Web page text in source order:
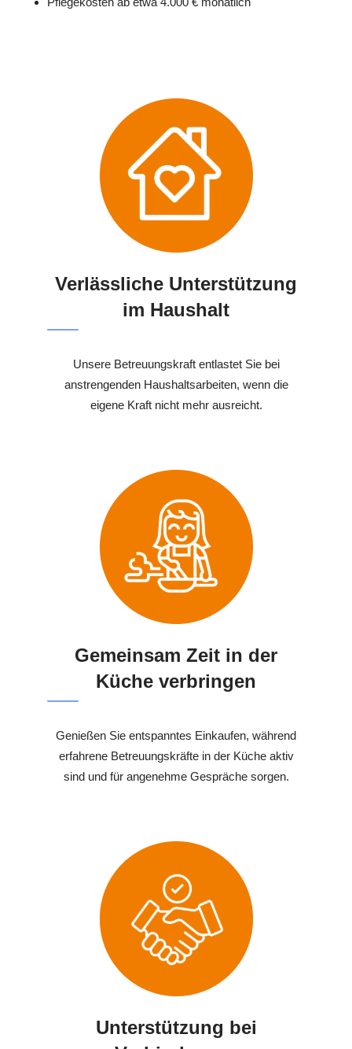
Verlässliche Unterstützung
im Haushalt
Unsere Betreuungskraft entlastet Sie bei
anstrengenden Haushaltsarbeiten, wenn die
eigene Kraft nicht mehr ausreicht.
Gemeinsam Zeit in der
Küche verbringen
Genießen Sie entspanntes Einkaufen, während
erfahrene Betreuungskräfte in der Küche aktiv
sind und für angenehme Gespräche sorgen.
Unterstützung bei